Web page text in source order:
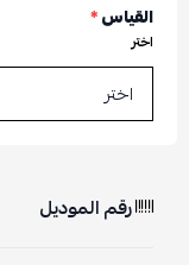
القياس*
اختر
رقم الموديل